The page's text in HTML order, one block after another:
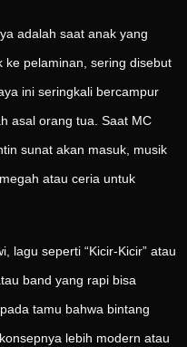
adalah saat anak yang
ke pelaminan, sering disebut
ini seringkali bercampur
asal orang tua. Saat MC
sunat akan masuk, musik
atau ceria untuk
lagu seperti “Kicir-Kicir” atau
band yang rapi bisa
tamu bahwa bintang
lebih modern atau